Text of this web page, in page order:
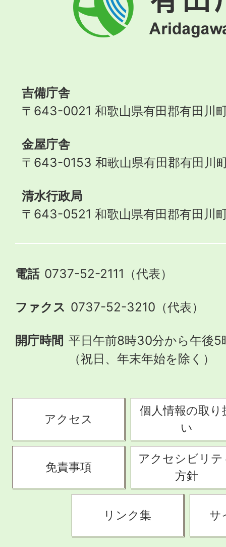
川
町
吉備庁舎
〒643-0021 和歌山県有田郡有田川
金屋庁舎
〒643-0153 和歌山県有田郡有田川
清水行政局
〒643-0521 和歌山県有田郡有田川
電話 0737-52-2111（代表）
ファクス 0737-52-3210（代表）
開庁時間 平日午前8時30分から午後5
（祝日、年末年始を除く）
アクセス
個人情報の取り
い
免責事項
アクセシビリテ
方針
リンク集 サ